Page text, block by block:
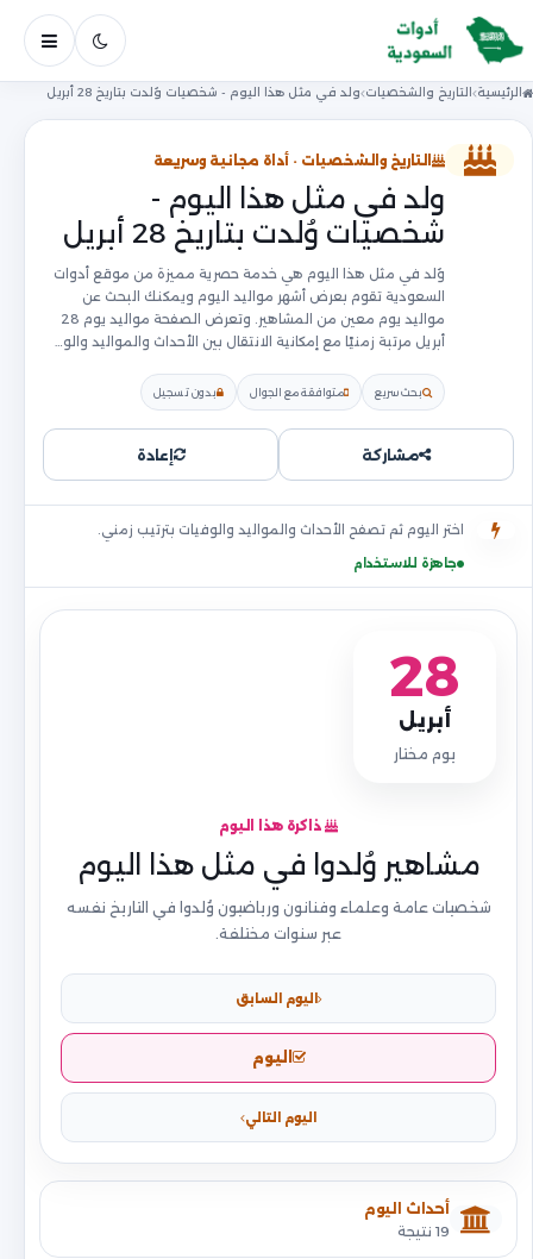
فتح
الرئيسية التاريخ والشخصيات ولد في مثل هذا اليوم - شخصيات وُلدت بتاريخ 28 أبريل
التاريخ والشخصيات · أداة مجانية وسريعة
ولد في مثل هذا اليوم -
شخصيات وُلدت بتاريخ 28 أبريل
وُلد في مثل هذا اليوم هي خدمة حصرية مميزة من موقع أدوات
السعودية تقوم بعرض أشهر مواليد اليوم ويمكنك البحث عن
مواليد يوم معين من المشاهير. وتعرض الصفحة مواليد يوم 28
أبريل مرتبة زمنيًا مع إمكانية الانتقال بين الأحداث والمواليد والو…
بحث سريع متوافقة مع الجوال بدون تسجيل
مشاركة إعادة
اختر اليوم ثم تصفح الأحداث والمواليد والوفيات بترتيب زمني.
جاهزة للاستخدام
28
أبريل
يوم مختار
ذاكرة هذا اليوم
مشاهير وُلدوا في مثل هذا اليوم
شخصيات عامة وعلماء وفنانون ورياضيون وُلدوا في التاريخ نفسه
عبر سنوات مختلفة.
اليوم السابق
اليوم
اليوم التالي
أحداث اليوم
19 نتيجة